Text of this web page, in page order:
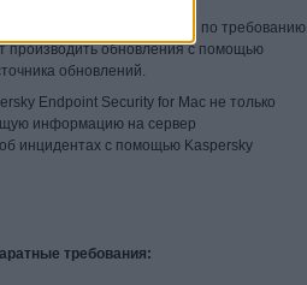
могут выполняться по требованию
производить обновления с помощью
обновлений.
Endpoint Security for Mac не только
информацию на сервер
инцидентах с помощью Kaspersky
требования: